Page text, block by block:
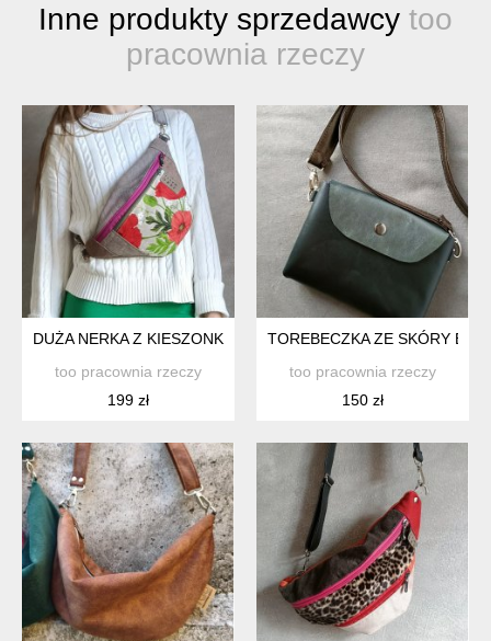
Inne produkty sprzedawcy too
pracownia rzeczy
DUŻA NERKA Z KIESZONKĄ MAKI
too pracownia rzeczy
199 zł
TOREBECZKA ZE SKÓRY
too pracownia rzeczy
150 zł